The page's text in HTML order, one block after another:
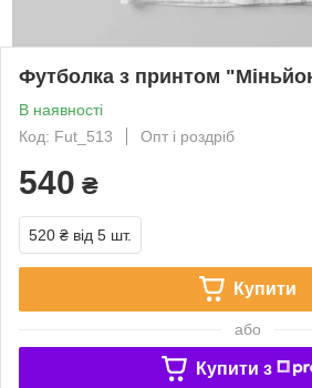
Футболка з принтом
В наявності
Код: Fut_513
Опт і роздріб
540 ₴
520 ₴ від 5 шт.
Купити
або
Купити з